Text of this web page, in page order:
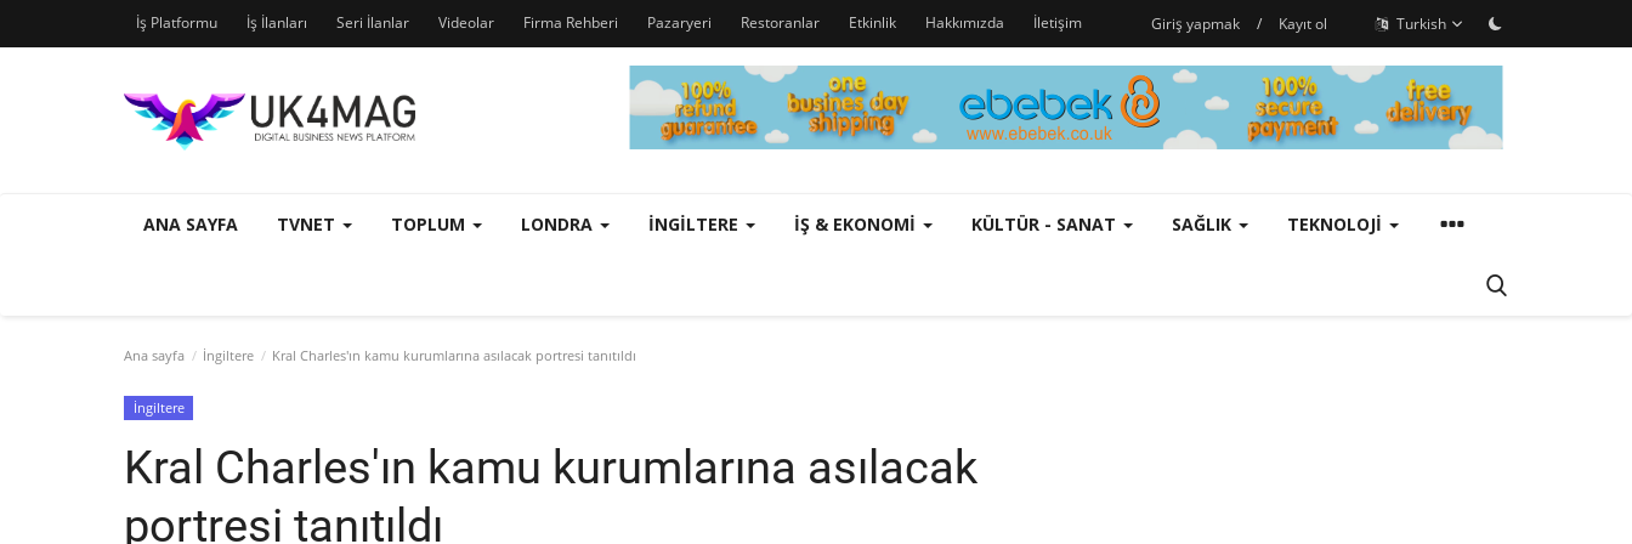
İş Platformu İş İlanları Seri İlanlar Videolar Firma Rehberi Pazaryeri Restoranlar Etkinlik Hakkımızda İletişim Giriş yapmak / Kayıt ol Turkish
ANA SAYFA TVNET TOPLUM LONDRA İNGILTERE İŞ & EKONOMI KÜLTÜR - SANAT SAĞLIK TEKNOLOJI
Ana sayfa İngiltere Kral Charles'ın kamu kurumlarına asılacak portresi tanıtıldı
İngiltere
Kral Charles'ın kamu kurumlarına asılacak
portresi tanıtıldı